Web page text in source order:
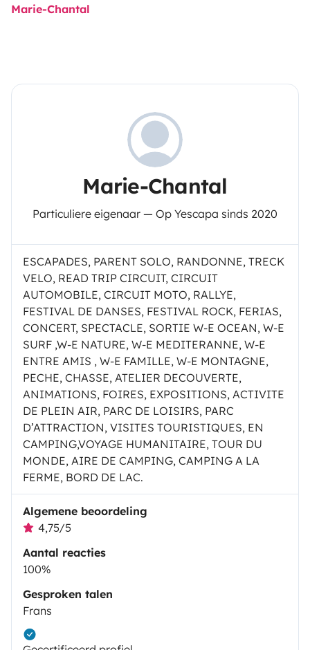
Marie-Chantal
Marie-Chantal
Particuliere eigenaar — Op Yescapa sinds 2020
ESCAPADES, PARENT SOLO, RANDONNE, TRECK
VELO, READ TRIP CIRCUIT, CIRCUIT
AUTOMOBILE, CIRCUIT MOTO, RALLYE,
FESTIVAL DE DANSES, FESTIVAL ROCK, FERIAS,
CONCERT, SPECTACLE, SORTIE W-E OCEAN, W-E
SURF ,W-E NATURE, W-E MEDITERANNE, W-E
ENTRE AMIS , W-E FAMILLE, W-E MONTAGNE,
PECHE, CHASSE, ATELIER DECOUVERTE,
ANIMATIONS, FOIRES, EXPOSITIONS, ACTIVITE
DE PLEIN AIR, PARC DE LOISIRS, PARC
D’ATTRACTION, VISITES TOURISTIQUES, EN
CAMPING,VOYAGE HUMANITAIRE, TOUR DU
MONDE, AIRE DE CAMPING, CAMPING A LA
FERME, BORD DE LAC.
Algemene beoordeling
4,75/5
Aantal reacties
100%
Gesproken talen
Frans